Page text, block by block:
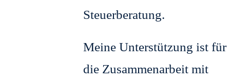
Steuerberatung.
Meine Unterstützung ist für
die Zusammenarbeit mit